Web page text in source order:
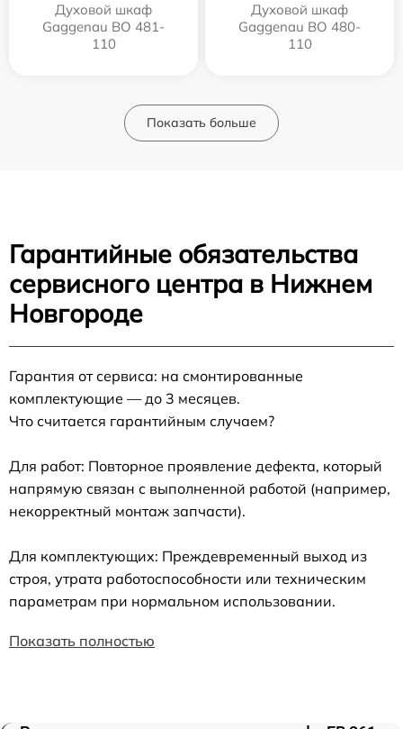
Духовой шкаф
Gaggenau BO 481-
110
Духовой шкаф
Gaggenau BO 480-
110
Показать больше
Гарантийные обязательства
сервисного центра в Нижнем
Новгороде
Гарантия от сервиса: на смонтированные
комплектующие — до 3 месяцев.
Что считается гарантийным случаем?
Для работ: Повторное проявление дефекта, который
напрямую связан с выполненной работой (например,
некорректный монтаж запчасти).
Для комплектующих: Преждевременный выход из
строя, утрата работоспособности или техническим
параметрам при нормальном использовании.
Показать полностью